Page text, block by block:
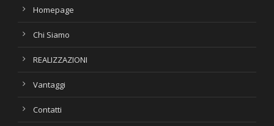
Homepage
Chi Siamo
REALIZZAZIONI
Vantaggi
Contatti